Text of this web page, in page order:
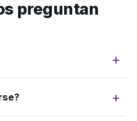
preguntan
para
uno solo. Más